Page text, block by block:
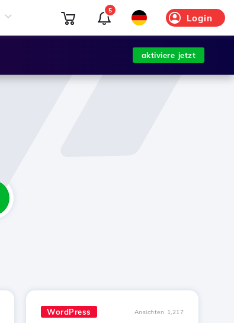
Login
5
aktiviere jetzt
WordPress Ansichten 1,217